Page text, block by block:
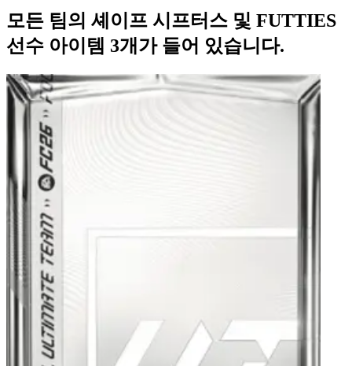
모든 팀의 셰이프 시프터스 및 FUTTIES
선수 아이템 3개가 들어 있습니다.